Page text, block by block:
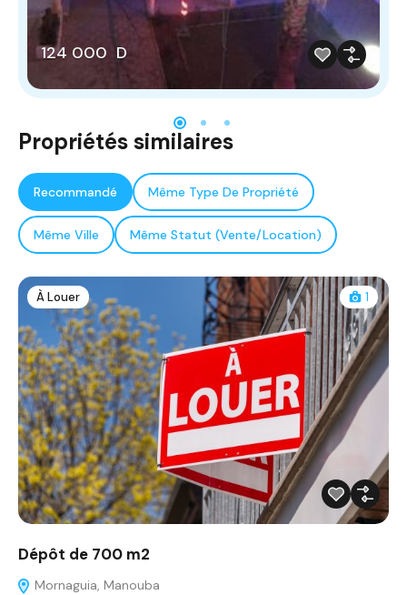
124 000 D
Propriétés similaires
Recommandé Même Type De Propriété
Même Ville Même Statut (Vente/Location)
À Louer 1
Dépôt de 700 m2
Mornaguia, Manouba